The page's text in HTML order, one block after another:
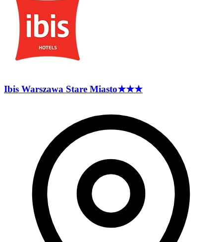
Ibis Warszawa Stare Miasto★★★